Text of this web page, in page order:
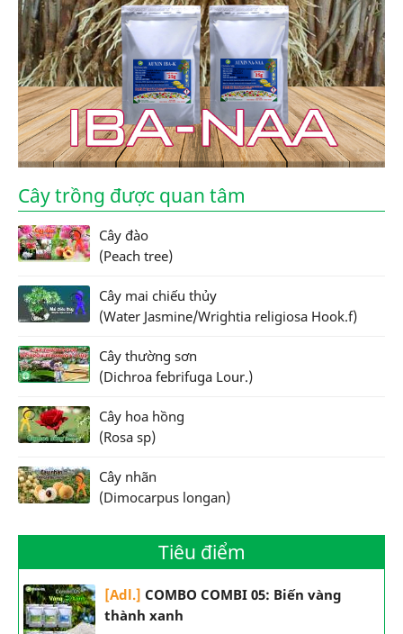
Cây trồng được quan tâm
Cây đào
(Peach tree)
Cây mai chiếu thủy
(Water Jasmine/Wrightia religiosa Hook.f)
Cây thường sơn
(Dichroa febrifuga Lour.)
Cây hoa hồng
(Rosa sp)
Cây nhãn
(Dimocarpus longan)
Tiêu điểm
[Adl.] COMBO COMBI 05: Biến vàng
thành xanh